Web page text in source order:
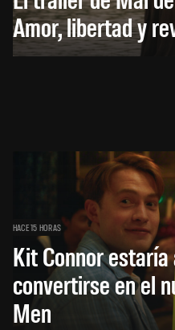
Amor, libertad y
HACE 15 HORAS
Kit Connor
convertirse en el
Men